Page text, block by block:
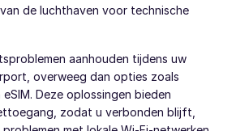
de luchthaven voor technische
aanhouden tijdens uw
overweeg dan opties zoals
Deze oplossingen bieden
zodat u verbonden blijft,